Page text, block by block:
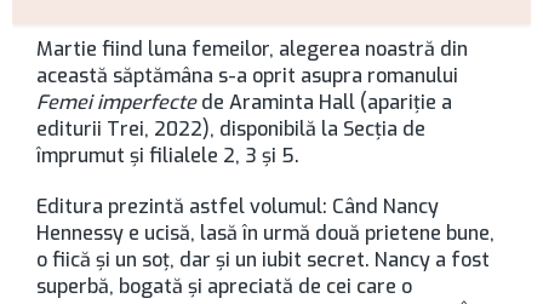
Martie fiind luna femeilor, alegerea noastră din
această săptămâna s-a oprit asupra romanului
Femei imperfectede Araminta Hall (apariţie a
editurii Trei, 2022), disponibilă la Secţia de
împrumut şi filialele 2, 3 şi 5.
Editura prezintă astfel volumul: Când Nancy
Hennessy e ucisă, lasă în urmă două prietene bune,
o fiică și un soț, dar și un iubit secret. Nancy a fost
superbă, bogată și apreciată de cei care o